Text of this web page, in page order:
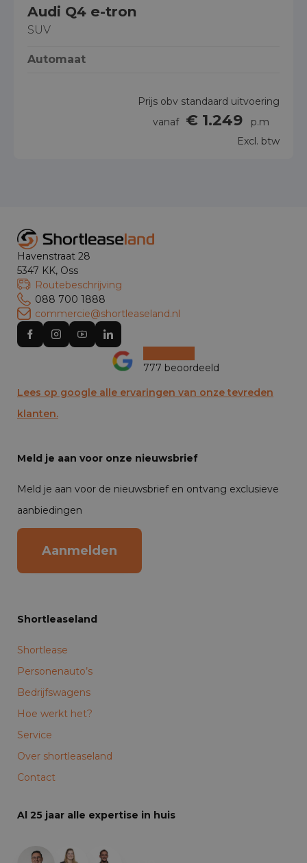
Audi Q4 e-tron
SUV
Automaat
Prijs obv standaard uitvoering
vanaf € 1.249
p.m
Excl. btw
Havenstraat 28
5347 KK, Oss
Routebeschrijving
088 700 1888
commercie@shortleaseland.nl
777 beoordeeld
Lees op google alle ervaringen van onze tevreden
klanten.
Meld je aan voor onze nieuwsbrief
Meld je aan voor de nieuwsbrief en ontvang exclusieve
aanbiedingen
Aanmelden
Shortleaseland
Shortlease
Personenauto’s
Bedrijfswagens
Hoe werkt het?
Service
Over shortleaseland
Contact
Al 25 jaar alle expertise in huis